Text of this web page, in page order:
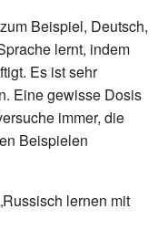
Beispiel, Deutsch,
lernt, indem
Es ist sehr
Eine gewisse Dosis
immer, die
Beispielen
lernen mit